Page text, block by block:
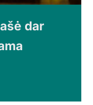
dar